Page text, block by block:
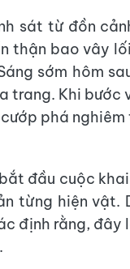
sát từ đồn
thận bao vây
sớm hôm
trang. Khi bước
phá
đầu cuộc
từng hiện
định rằng, đây